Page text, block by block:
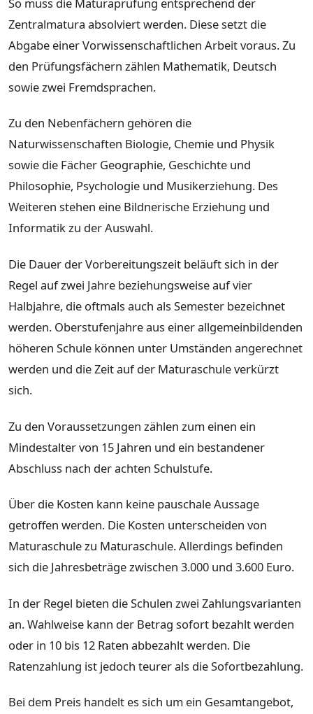
Zentralmatura absolviert werden. Diese setzt die
Abgabe einer Vorwissenschaftlichen Arbeit voraus. Zu
den Prüfungsfächern zählen Mathematik, Deutsch
sowie zwei Fremdsprachen.
Zu den Nebenfächern gehören die
Naturwissenschaften Biologie, Chemie und Physik
sowie die Fächer Geographie, Geschichte und
Philosophie, Psychologie und Musikerziehung. Des
Weiteren stehen eine Bildnerische Erziehung und
Informatik zu der Auswahl.
Die Dauer der Vorbereitungszeit beläuft sich in der
Regel auf zwei Jahre beziehungsweise auf vier
Halbjahre, die oftmals auch als Semester bezeichnet
werden. Oberstufenjahre aus einer allgemeinbildenden
höheren Schule können unter Umständen angerechnet
werden und die Zeit auf der Maturaschule verkürzt
sich.
Zu den Voraussetzungen zählen zum einen ein
Mindestalter von 15 Jahren und ein bestandener
Abschluss nach der achten Schulstufe.
Über die Kosten kann keine pauschale Aussage
getroffen werden. Die Kosten unterscheiden von
Maturaschule zu Maturaschule. Allerdings befinden
sich die Jahresbeträge zwischen 3.000 und 3.600 Euro.
In der Regel bieten die Schulen zwei Zahlungsvarianten
an. Wahlweise kann der Betrag sofort bezahlt werden
oder in 10 bis 12 Raten abbezahlt werden. Die
Ratenzahlung ist jedoch teurer als die Sofortbezahlung.
Bei dem Preis handelt es sich um ein Gesamtangebot,